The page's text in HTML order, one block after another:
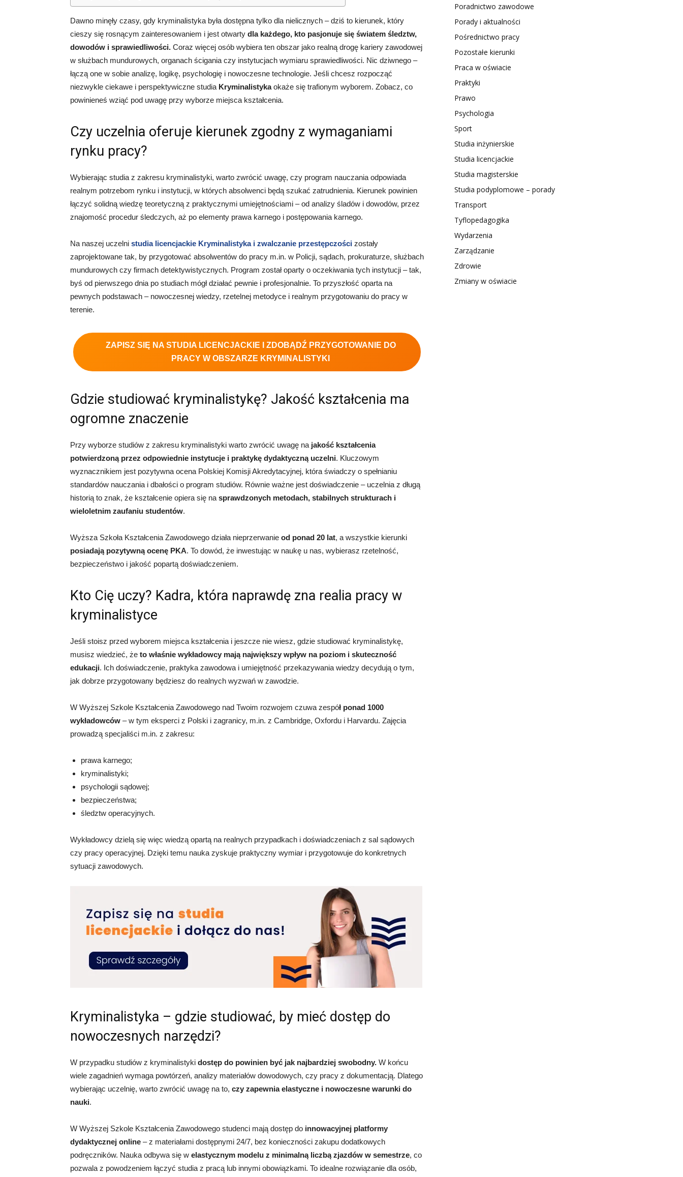
Dawno minęły czasy, gdy kryminalistyka była dostępna tylko dla nielicznych – dziś to kierunek, który
cieszy się rosnącym zainteresowaniem i jest otwarty dla każdego, kto pasjonuje się światem śledztw,
dowodów i sprawiedliwości. Coraz więcej osób wybiera ten obszar jako realną drogę kariery zawodowej
w służbach mundurowych, organach ścigania czy instytucjach wymiaru sprawiedliwości. Nic dziwnego –
łączą one w sobie analizę, logikę, psychologię i nowoczesne technologie. Jeśli chcesz rozpocząć
niezwykle ciekawe i perspektywiczne studia Kryminalistykaokaże się trafionym wyborem. Zobacz, co
powinieneś wziąć pod uwagę przy wyborze miejsca kształcenia.
Czy uczelnia oferuje kierunek zgodny z wymaganiami
rynku pracy?
Wybierając studia z zakresu kryminalistyki, warto zwrócić uwagę, czy program nauczania odpowiada
realnym potrzebom rynku i instytucji, w których absolwenci będą szukać zatrudnienia. Kierunek powinien
łączyć solidną wiedzę teoretyczną z praktycznymi umiejętnościami – od analizy śladów i dowodów, przez
znajomość procedur śledczych, aż po elementy prawa karnego i postępowania karnego.
Na naszej uczelni studia licencjackie Kryminalistyka i zwalczanie przestępczości zostały
zaprojektowane tak, by przygotować absolwentów do pracy m.in. w Policji, sądach, prokuraturze, służbach
mundurowych czy firmach detektywistycznych. Program został oparty o oczekiwania tych instytucji – tak,
byś od pierwszego dnia po studiach mógł działać pewnie i profesjonalnie. To przyszłość oparta na
pewnych podstawach – nowoczesnej wiedzy, rzetelnej metodyce i realnym przygotowaniu do pracy w
terenie.
ZAPISZ SIĘ NA STUDIA LICENCJACKIE I ZDOBĄDŹ PRZYGOTOWANIE DO
PRACY W OBSZARZE KRYMINALISTYKI
Gdzie studiować kryminalistykę? Jakość kształcenia ma
ogromne znaczenie
Przy wyborze studiów z zakresu kryminalistyki warto zwrócić uwagę na jakość kształcenia
potwierdzoną przez odpowiednie instytucje i praktykę dydaktyczną uczelni. Kluczowym
wyznacznikiem jest pozytywna ocena Polskiej Komisji Akredytacyjnej, która świadczy o spełnianiu
standardów nauczania i dbałości o program studiów. Równie ważne jest doświadczenie – uczelnia z długą
historią to znak, że kształcenie opiera się na sprawdzonych metodach, stabilnych strukturach i
wieloletnim zaufaniu studentów.
Wyższa Szkoła Kształcenia Zawodowego działa nieprzerwanie od ponad 20 lat, a wszystkie kierunki
posiadają pozytywną ocenę PKA. To dowód, że inwestując w naukę u nas, wybierasz rzetelność,
bezpieczeństwo i jakość popartą doświadczeniem.
Kto Cię uczy? Kadra, która naprawdę zna realia pracy w
kryminalistyce
Jeśli stoisz przed wyborem miejsca kształcenia i jeszcze nie wiesz, gdzie studiować kryminalistykę,
musisz wiedzieć, że to właśnie wykładowcy mają największy wpływ na poziom i skuteczność
edukacji. Ich doświadczenie, praktyka zawodowa i umiejętność przekazywania wiedzy decydują o tym,
jak dobrze przygotowany będziesz do realnych wyzwań w zawodzie.
W Wyższej Szkole Kształcenia Zawodowego nad Twoim rozwojem czuwa zespół ponad 1000
wykładowców – w tym eksperci z Polski i zagranicy, m.in. z Cambridge, Oxfordu i Harvardu. Zajęcia
prowadzą specjaliści m.in. z zakresu:
prawa karnego;
kryminalistyki;
psychologii sądowej;
bezpieczeństwa;
śledztw operacyjnych.
Wykładowcy dzielą się więc wiedzą opartą na realnych przypadkach i doświadczeniach z sal sądowych
czy pracy operacyjnej. Dzięki temu nauka zyskuje praktyczny wymiar i przygotowuje do konkretnych
sytuacji zawodowych.
Kryminalistyka – gdzie studiować, by mieć dostęp do
nowoczesnych narzędzi?
W przypadku studiów z kryminalistyki dostęp do powinien być jak najbardziej swobodny. W końcu
wiele zagadnień wymaga powtórzeń, analizy materiałów dowodowych, czy pracy z dokumentacją. Dlatego
wybierając uczelnię, warto zwrócić uwagę na to, czy zapewnia elastyczne i nowoczesne warunki do
nauki.
W Wyższej Szkole Kształcenia Zawodowego studenci mają dostęp do innowacyjnej platformy
dydaktycznej online – z materiałami dostępnymi 24/7, bez konieczności zakupu dodatkowych
podręczników. Nauka odbywa się w elastycznym modelu z minimalną liczbą zjazdów w semestrze, co
pozwala z powodzeniem łączyć studia z pracą lub innymi obowiązkami. To idealne rozwiązanie dla osób,
Poradnictwo zawodowe
Porady i aktualności
Pośrednictwo pracy
Pozostałe kierunki
Praca w oświacie
Praktyki
Prawo
Psychologia
Sport
Studia inżynierskie
Studia licencjackie
Studia magisterskie
Studia podyplomowe – porady
Transport
Tyflopedagogika
Wydarzenia
Zarządzanie
Zdrowie
Zmiany w oświacie